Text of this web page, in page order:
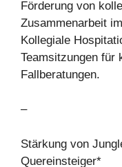
Förderung von
Zusammenarbeit
Kollegiale
Teamsitzungen für
Fallberatungen.
–
Stärkung von
Quereinsteiger*